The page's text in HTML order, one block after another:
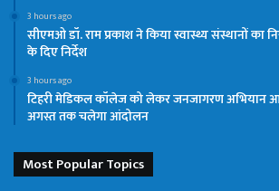
3 hours ago
सीएमओ डॉ. राम प्रकाश ने किया स्वास्थ्य संस्थानों का
के दिए निर्देश
3 hours ago
टिहरी मेडिकल कॉलेज को लेकर जनजागरण अभियान
अगस्त तक चलेगा आंदोलन
Most Popular Topics